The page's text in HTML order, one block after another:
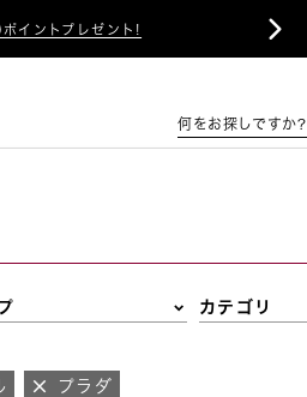
イントプレゼント! 
何をお探しですか?
カテゴリ
プラダ